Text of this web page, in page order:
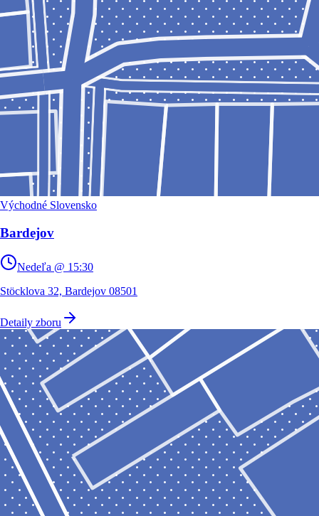
Východné Slovensko
Bardejov
Nedeľa @ 15:30
Stöcklova 32, Bardejov 08501
Detaily zboru